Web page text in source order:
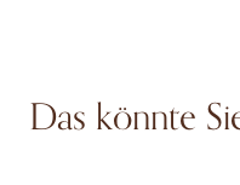
Das könnte